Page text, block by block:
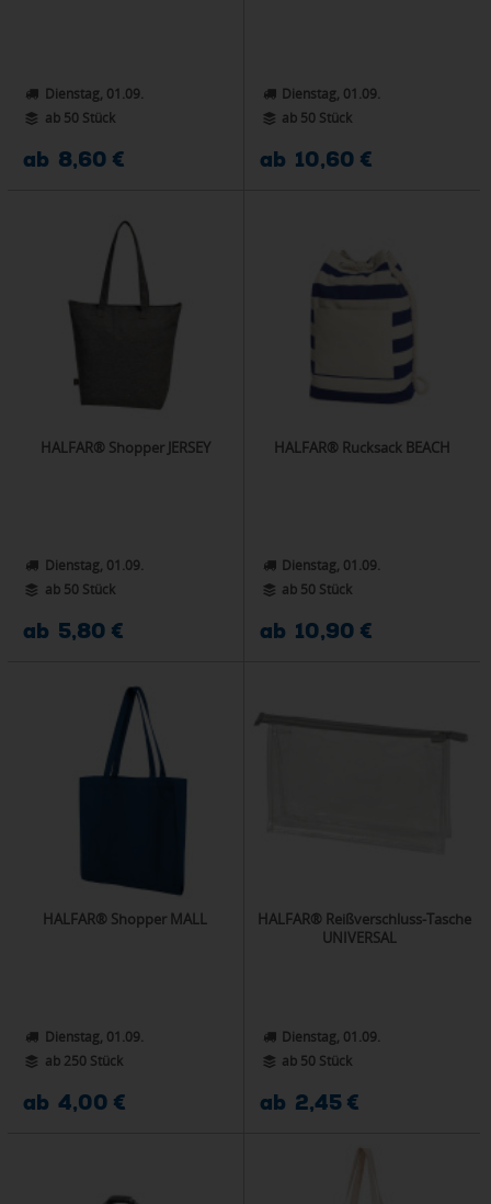
Dienstag, 01.09.
ab 50 Stück
ab 8,60 €
Dienstag, 01.09.
ab 50 Stück
ab 10,60 €
HALFAR® Shopper JERSEY
Dienstag, 01.09.
ab 50 Stück
ab 5,80 €
HALFAR® Rucksack BEACH
Dienstag, 01.09.
ab 50 Stück
ab 10,90 €
HALFAR® Shopper MALL
Dienstag, 01.09.
ab 250 Stück
ab 4,00 €
HALFAR® Reißverschluss-Tasche
UNIVERSAL
Dienstag, 01.09.
ab 50 Stück
ab 2,45 €